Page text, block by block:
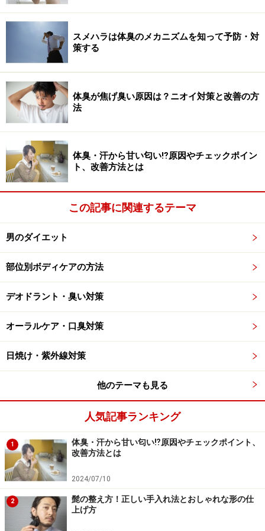
２、足洗浄ブラシを使いしっかり洗う
３、角質ケアクリームを活用する
普段は見えないところだからと言って油断せずに、しっ
かりとセルフケアしておきましょう。これまで本格的な
ケアなんて挑戦したことがないという方にも心強い、便
利な足裏ケアグッズもあわせてご紹介します。
では次のページ
※記事内容は執筆時点のものです。最新の内容をご確認くださ
※個人の体質、また、誤った方法による実践に起因して体調不良
た、全ての方への有効性を保証するものではありません。
スメハラは体臭のメカニズムを知って予防・対
策する
体臭が焦げ臭い原因は？ニオイ対策と改善の方
法
体臭・汗から甘い匂い⁉原因やチェックポイン
ト、改善方法とは
この記事に関連するテーマ
男のダイエット
部位別ボディケアの方法
デオドラント・臭い対策
オーラルケア・口臭対策
日焼け・紫外線対策
他のテーマも見る
人気記事ランキング
1
体臭・汗から甘い匂い⁉原因やチェックポイント、
改善方法とは
2024/07/10
2
髭の整え方！正しい手入れ法とおしゃれな形の仕
上げ方